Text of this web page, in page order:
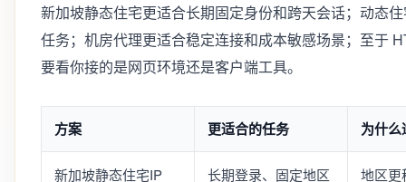
新加坡静态住宅更适合长期固定身份和跨天会话；动态
任务；机房代理更适合稳定连接和成本敏感场景；至于
要看你接的是网页环境还是客户端工具。
方案 更适合的任务 为什么
新加坡静态住宅IP
长期登录、固定地区
地区更